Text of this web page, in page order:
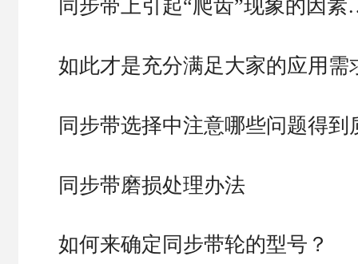
同步带上引起“爬齿”现象的因
如此才是充分满足大家的应用
同步带选择中注意哪些问题得
同步带磨损处理办法
如何来确定同步带轮的型号？